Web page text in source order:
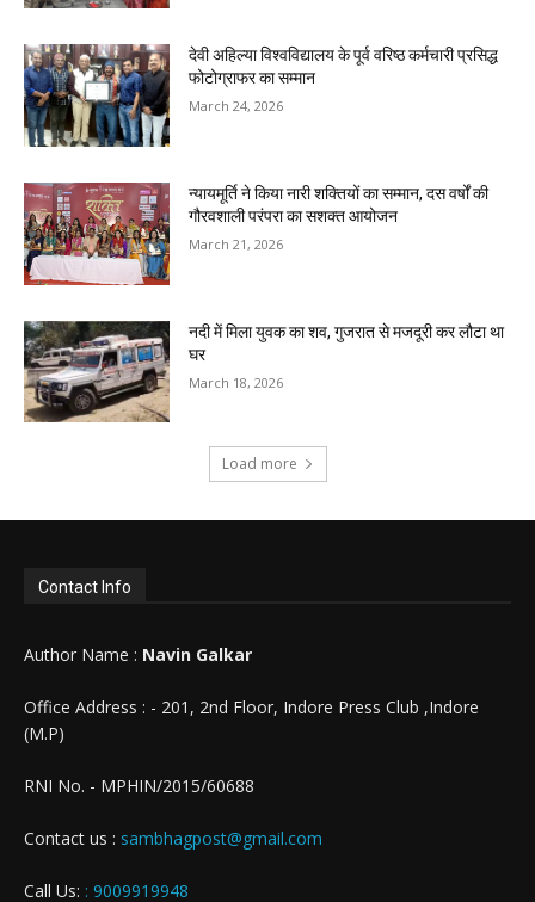
देवी अहिल्या विश्वविद्यालय के पूर्व वरिष्ठ कर्मचारी प्रसिद्ध
फोटोग्राफर का सम्मान
March 24, 2026
न्यायमूर्ति ने किया नारी शक्तियों का सम्मान, दस वर्षों की
गौरवशाली परंपरा का सशक्त आयोजन
March 21, 2026
नदी में मिला युवक का शव, गुजरात से मजदूरी कर लौटा था
घर
March 18, 2026
Load more
Contact Info
Author Name : Navin Galkar
Office Address : - 201, 2nd Floor, Indore Press Club ,Indore
(M.P)
RNI No. - MPHIN/2015/60688
Contact us : sambhagpost@gmail.com
Call Us: : 9009919948